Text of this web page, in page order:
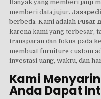
Banyak yang memberi janji
memberi data jujur.
berbeda. Kami adalah Pusat
karena kami yang terbesar,
transparan dan fokus pada
membuat furniture custom
investasi uang, waktu, dan
Kami
Anda Dapat